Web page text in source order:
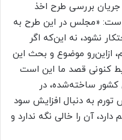
بررسی طرح اخذ
است: «مجلس در این طرح به
نشود، نه این‌که اگر
ازاین‌رو موضوع و بحث این
کنونی قصد ما این است
کشور ساخته‌شده، در
تورم به دنبال افزایش سود
و فردی که ۱۰ خانه هم دارد، آن را خالی نگه ندارد و